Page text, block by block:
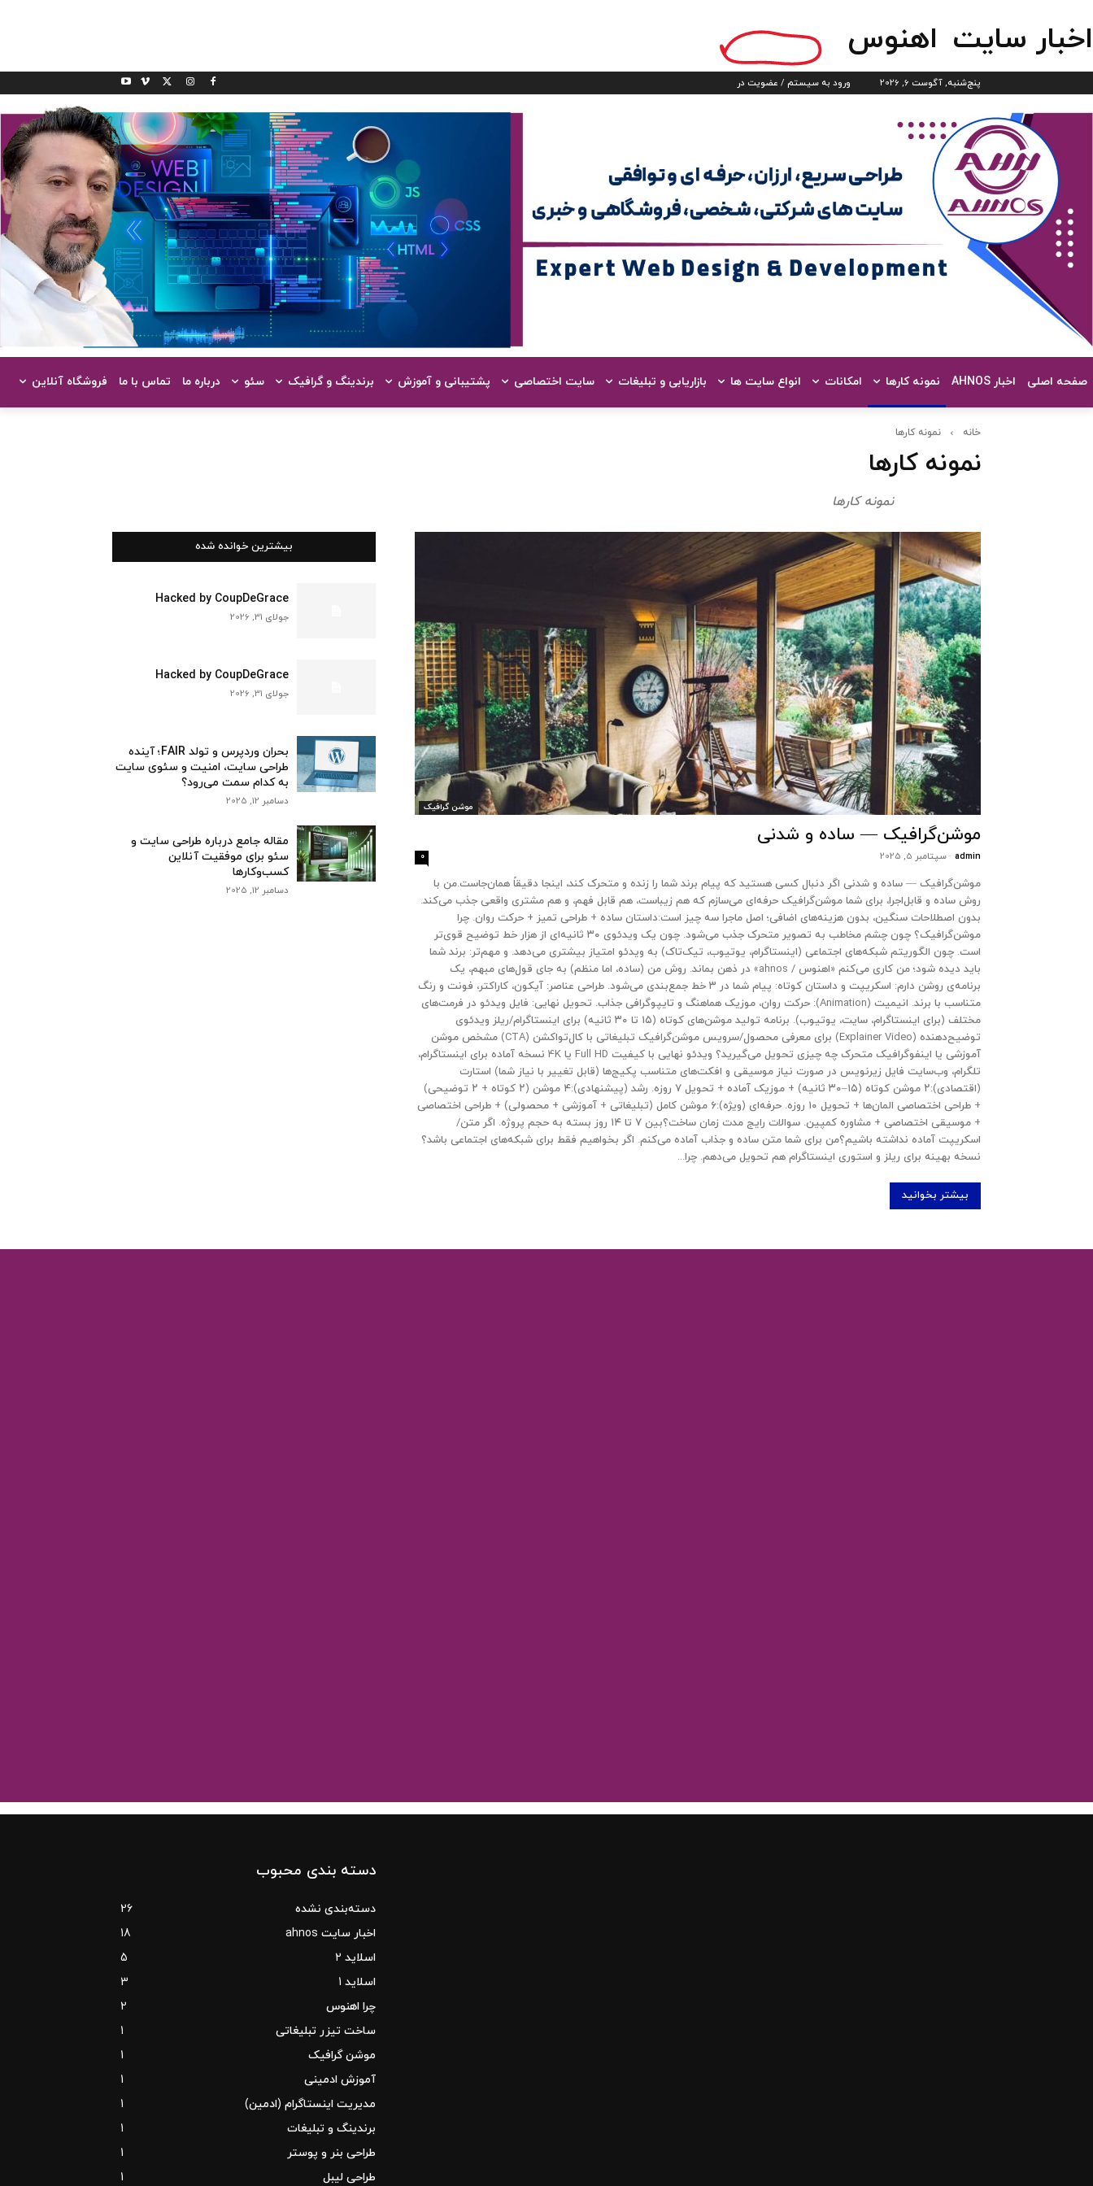
اخبار سایت اهنوس
پنج‌شنبه, آگوست 6, 2026 ورود به سیستم / عضویت در
صفحه اصلی اخبار AHNOS نمونه کارها امکانات انواع سایت ها بازاریابی و تبلیغات سایت اختصاصی پشتیبانی و آموزش برندینگ و گرافیک سئو درباره ما تماس با ما فروشگاه آنلاین
خانه نمونه کارها
نمونه کارها
نمونه کارها
موشن گرافیک
موشن‌گرافیک — ساده و شدنی
admin
-سپتامبر 5, 2025 0
موشن‌گرافیک — ساده و شدنی اگر دنبال کسی هستید که پیام برند شما را زنده و متحرک کند، اینجا دقیقاً همان‌جاست.من با
روش ساده و قابل‌اجرا، برای شما موشن‌گرافیک حرفه‌ای می‌سازم که هم زیباست، هم قابل فهم، و هم مشتری واقعی جذب می‌کند.
بدون اصطلاحات سنگین، بدون هزینه‌های اضافی؛ اصل ماجرا سه چیز است:داستان ساده + طراحی تمیز + حرکت روان. چرا
موشن‌گرافیک؟ چون چشم مخاطب به تصویر متحرک جذب می‌شود. چون یک ویدئوی ۳۰ ثانیه‌ای از هزار خط توضیح قوی‌تر
است. چون الگوریتم شبکه‌های اجتماعی (اینستاگرام، یوتیوب، تیک‌تاک) به ویدئو امتیاز بیشتری می‌دهد. و مهم‌تر: برند شما
باید دیده شود؛ من کاری می‌کنم «اهنوس / ahnos» در ذهن بماند. روش من (ساده، اما منظم) به جای قول‌های مبهم، یک
برنامه‌ی روشن دارم: اسکریپت و داستان کوتاه: پیام شما در ۳ خط جمع‌بندی می‌شود. طراحی عناصر: آیکون، کاراکتر، فونت و رنگ
متناسب با برند. انیمیت (Animation): حرکت روان، موزیک هماهنگ و تایپوگرافی جذاب. تحویل نهایی: فایل ویدئو در فرمت‌های
مختلف (برای اینستاگرام، سایت، یوتیوب). برنامه تولید موشن‌های کوتاه (۱۵ تا ۳۰ ثانیه) برای اینستاگرام/ریلز ویدئوی
توضیح‌دهنده (Explainer Video) برای معرفی محصول/سرویس موشن‌گرافیک تبلیغاتی با کال‌تو‌اکشن (CTA) مشخص موشن
آموزشی یا اینفوگرافیک متحرک چه چیزی تحویل می‌گیرید؟ ویدئو نهایی با کیفیت Full HD یا 4K نسخه آماده برای اینستاگرام،
تلگرام، وب‌سایت فایل زیرنویس در صورت نیاز موسیقی و افکت‌های متناسب پکیج‌ها (قابل تغییر با نیاز شما) استارت
(اقتصادی):۲ موشن کوتاه (۱۵–۳۰ ثانیه) + موزیک آماده + تحویل ۷ روزه. رشد (پیشنهادی):۴ موشن (۲ کوتاه + ۲ توضیحی)
+ طراحی اختصاصی المان‌ها + تحویل ۱۰ روزه. حرفه‌ای (ویژه):۶ موشن کامل (تبلیغاتی + آموزشی + محصولی) + طراحی اختصاصی
+ موسیقی اختصاصی + مشاوره کمپین. سوالات رایج مدت زمان ساخت؟بین ۷ تا ۱۴ روز بسته به حجم پروژه. اگر متن/
اسکریپت آماده نداشته باشیم؟من برای شما متن ساده و جذاب آماده می‌کنم. اگر بخواهیم فقط برای شبکه‌های اجتماعی باشد؟
نسخه بهینه برای ریلز و استوری اینستاگرام هم تحویل می‌دهم. چرا...
بیشتر بخوانید
بیشترین خوانده شده
Hacked by CoupDeGrace
جولای 31, 2026
Hacked by CoupDeGrace
جولای 31, 2026
بحران وردپرس و تولد FAIR؛ آینده
طراحی سایت، امنیت و سئوی سایت
به کدام سمت می‌رود؟
دسامبر 12, 2025
مقاله جامع درباره طراحی سایت و
سئو برای موفقیت آنلاین
کسب‌وکارها
دسامبر 12, 2025
دسته بندی محبوب
دسته‌بندی نشده
26
اخبار سایت ahnos
18
اسلاید 2
5
اسلاید 1
3
چرا اهنوس
2
ساخت تیزر تبلیغاتی
1
موشن گرافیک
1
آموزش ادمینی
1
مدیریت اینستاگرام (ادمین)
1
برندینگ و تبلیغات
1
طراحی بنر و پوستر
1
طراحی لیبل
1